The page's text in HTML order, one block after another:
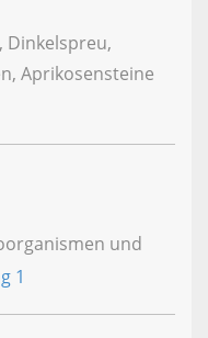
Dinkelspreu,
Aprikosensteine
und